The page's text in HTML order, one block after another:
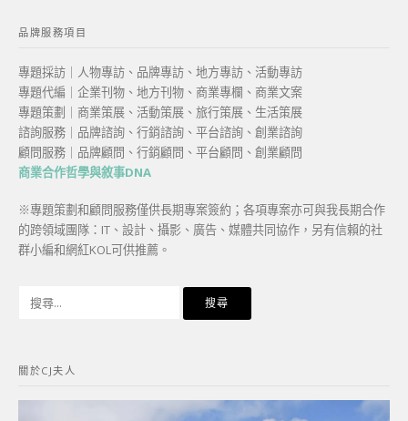
品牌服務項目
專題採訪｜人物專訪、品牌專訪、地方專訪、活動專訪
專題代編｜企業刊物、地方刊物、商業專欄、商業文案
專題策劃｜商業策展、活動策展、旅行策展、生活策展
諮詢服務｜品牌諮詢、行銷諮詢、平台諮詢、創業諮詢
顧問服務｜品牌顧問、行銷顧問、平台顧問、創業顧問
商業合作哲學與敘事DNA
※專題策劃和顧問服務僅供長期專案簽約；各項專案亦可與我長期合作
的跨領域團隊：IT、設計、攝影、廣告、媒體共同協作，另有信賴的社
群小編和網紅KOL可供推薦。
字:
關於CJ夫人